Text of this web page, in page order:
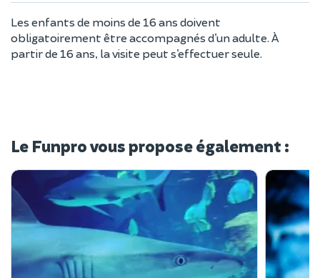
Les enfants de moins de 16 ans doivent
obligatoirement être accompagnés d’un adulte. À
partir de 16 ans, la visite peut s’effectuer seule.
Le Funpro vous propose également :